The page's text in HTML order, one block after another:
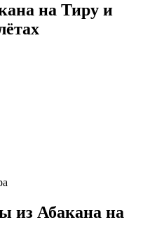
на Тиру и
из Абакана на